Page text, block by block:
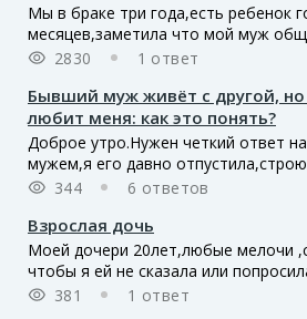
Мы в браке три года,есть ребенок
месяцев,заметила что мой муж
2830
1 ответ
Бывший муж живёт с другой, но
любит меня: как это понять?
Доброе утро.Нужен четкий ответ
мужем,я его давно
344
6 ответов
Взрослая дочь
Моей дочери 20лет,любые мелочи
чтобы я ей не сказала или
381
1 ответ